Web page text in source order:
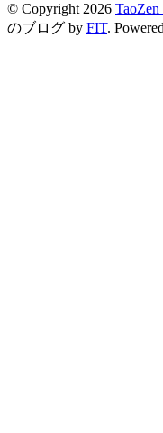
© Copyright 2026
のブログ by FIT.